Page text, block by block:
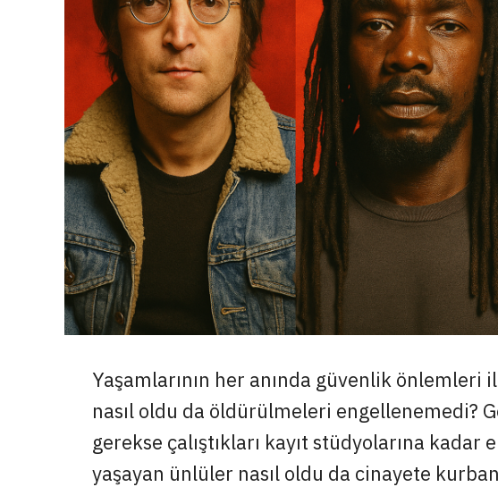
Yaşamlarının her anında güvenlik önlemleri
nasıl oldu da öldürülmeleri engellenemedi?
gerekse çalıştıkları kayıt stüdyolarına
yaşayan ünlüler nasıl oldu da cinayete